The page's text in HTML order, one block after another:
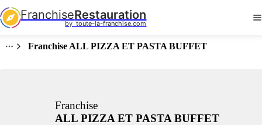
FranchiseRestauration
by  toute-la-franchise.com
Franchise ALL PIZZA ET PASTA BUFFET
Franchise
ALL PIZZA ET PASTA BUFFET